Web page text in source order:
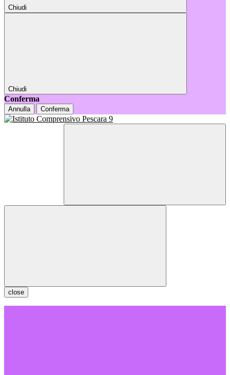
Chiudi
Chiudi
Conferma
Annulla Conferma
close